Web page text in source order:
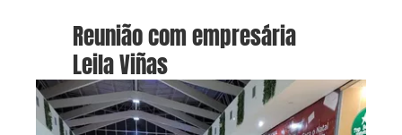
Reunião com empresária
Leila Viñas